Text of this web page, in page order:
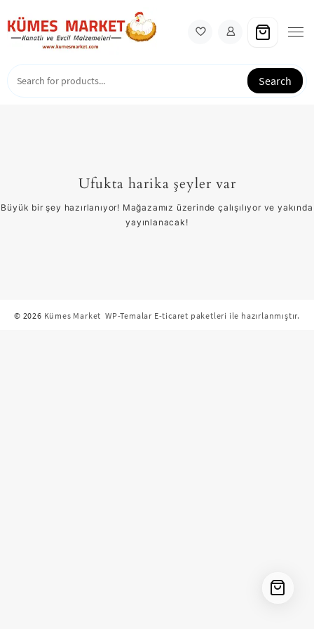
to
content
Search
Ufukta harika şeyler var
Büyük bir şey hazırlanıyor! Mağazamız üzerinde çalışılıyor ve yakında
yayınlanacak!
© 2026 Kümes Market WP-Temalar E-ticaret paketleri ile hazırlanmıştır.